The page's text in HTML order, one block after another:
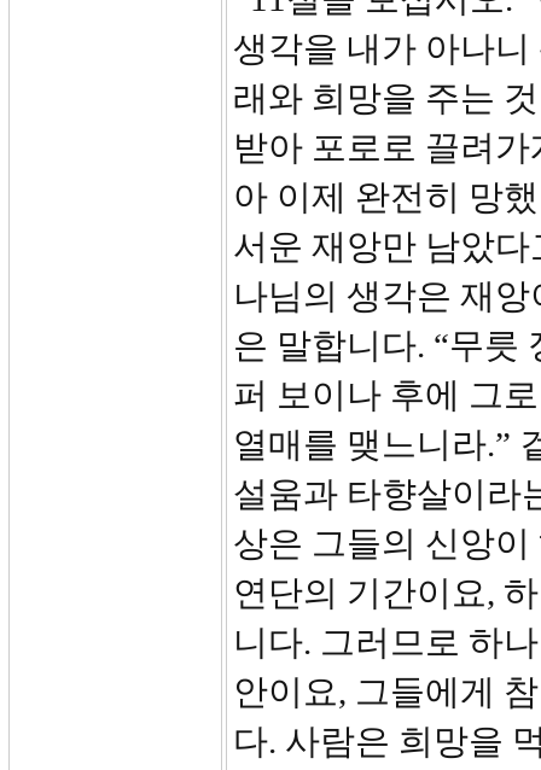
생각을 내가 아나
래와 희망을 주는
받아 포로로 끌려
아 이제 완전히 망
서운 재앙만 남았
나님의 생각은 재
은 말합니다. “무릇
퍼 보이나 후에 그
열매를 맺느니라.”
설움과 타향살이라
상은 그들의 신앙
연단의 기간이요,
니다. 그러므로 하
안이요, 그들에게
다. 사람은 희망을